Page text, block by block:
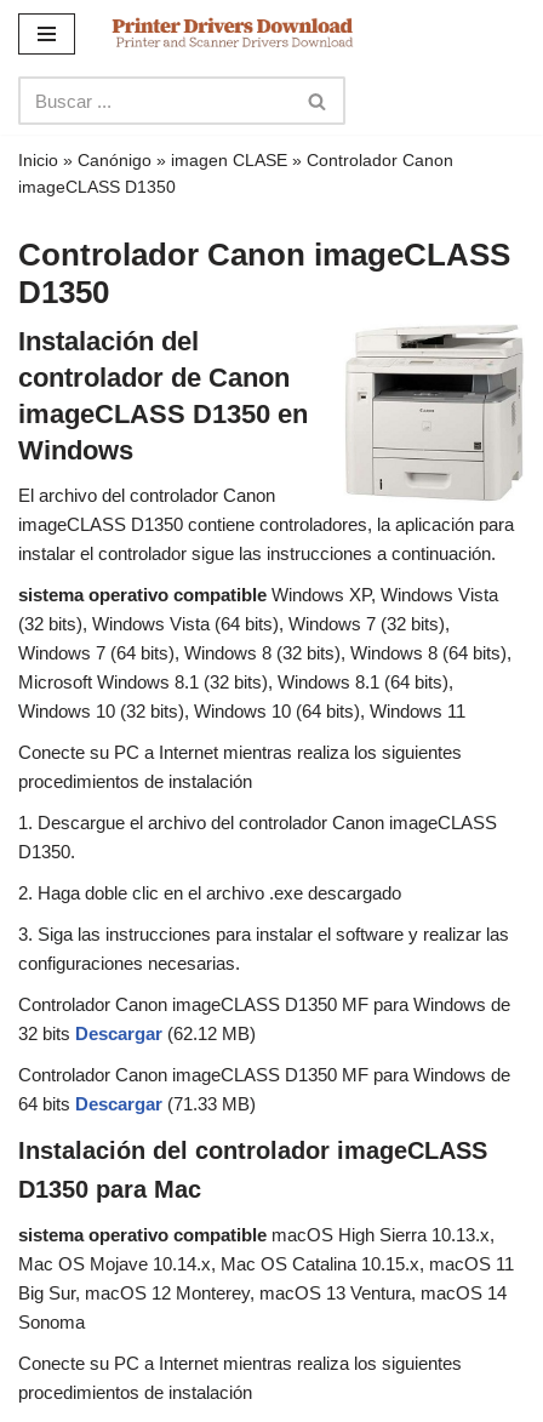
contenido
Inicio » Canónigo » imagen CLASE » Controlador Canon
imageCLASS D1350
Controlador Canon imageCLASS
D1350
Instalación del
controlador de Canon
imageCLASS D1350 en
Windows
El archivo del controlador Canon
imageCLASS D1350 contiene controladores, la aplicación para
instalar el controlador sigue las instrucciones a continuación.
sistema operativo compatible Windows XP, Windows Vista
(32 bits), Windows Vista (64 bits), Windows 7 (32 bits),
Windows 7 (64 bits), Windows 8 (32 bits), Windows 8 (64 bits),
Microsoft Windows 8.1 (32 bits), Windows 8.1 (64 bits),
Windows 10 (32 bits), Windows 10 (64 bits), Windows 11
Conecte su PC a Internet mientras realiza los siguientes
procedimientos de instalación
1. Descargue el archivo del controlador Canon imageCLASS
D1350.
2. Haga doble clic en el archivo .exe descargado
3. Siga las instrucciones para instalar el software y realizar las
configuraciones necesarias.
Controlador Canon imageCLASS D1350 MF para Windows de
32 bits Descargar (62.12 MB)
Controlador Canon imageCLASS D1350 MF para Windows de
64 bits Descargar (71.33 MB)
Instalación del controlador imageCLASS
D1350 para Mac
sistema operativo compatible macOS High Sierra 10.13.x,
Mac OS Mojave 10.14.x, Mac OS Catalina 10.15.x, macOS 11
Big Sur, macOS 12 Monterey, macOS 13 Ventura, macOS 14
Sonoma
Conecte su PC a Internet mientras realiza los siguientes
procedimientos de instalación